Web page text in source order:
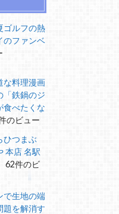
ゴルフの熱
のファンベ
な料理漫画
「鉄鍋のジ
食べたくな
のビュー
ひつまぶ
本店 名駅
62件のビ
で生地の端
題を解消す